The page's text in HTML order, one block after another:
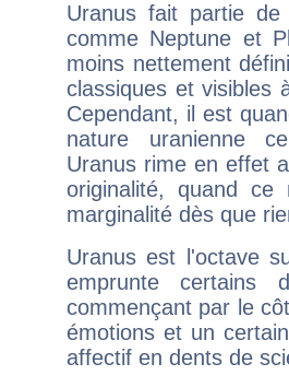
Uranus fait partie
comme Neptune et
moins nettement
classiques et visibles
Cependant, il est
nature uranienne
Uranus rime en effet
originalité, quand ce
marginalité dès que
Uranus est l'octave
emprunte
commençant par le
émotions et un
affectif en dents de